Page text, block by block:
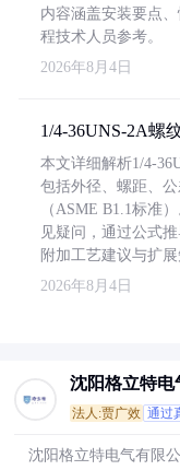
内容涵盖安装要点
程技术人员参考。
2026年8月4日
1/4-36UNS-2A螺
本文详细解析1/4-
包括外径、螺距、
（ASME B1.1标准
见疑问，通过公式
附加工艺建议与扩展
2026年8月4日
沈阳格立特电
法人:贾广效 通过
沈阳格立特电气有限